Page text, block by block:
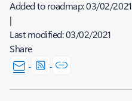
Added to roadmap:03/02/2021
|
Last modified:03/02/2021
Share